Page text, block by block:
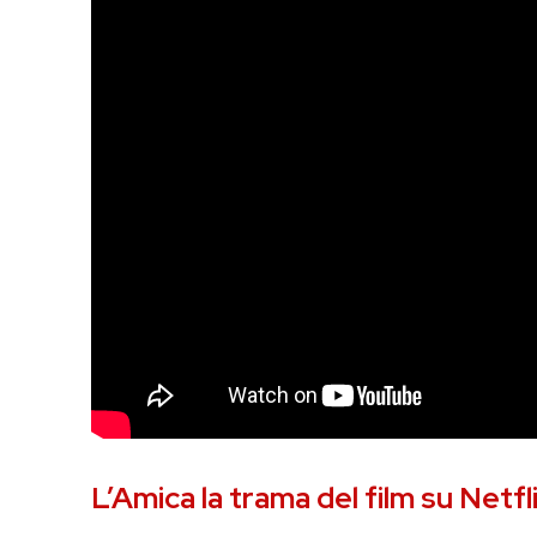
L’Amica la trama del film su